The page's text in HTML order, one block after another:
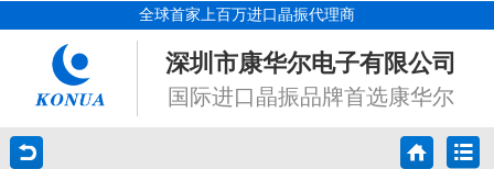
全球首家上百万进口晶振代理商
深圳市康华尔电子有限公司
国际进口晶振品牌首选康华尔